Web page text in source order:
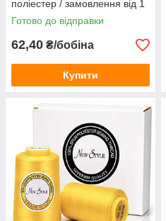
поліестер / замовлення від 1
бобіни
Готово до відправки
62,40 ₴/бобіна
Купити